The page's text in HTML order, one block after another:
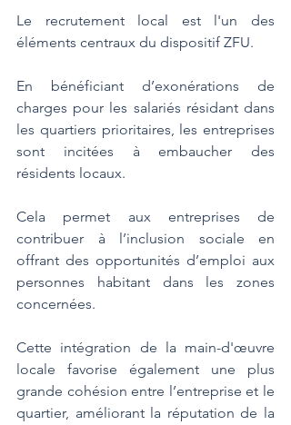
Le recrutement local est l'un des
éléments centraux du dispositif ZFU.
En bénéficiant d’exonérations de
charges pour les salariés résidant dans
les quartiers prioritaires, les entreprises
sont incitées à embaucher des
résidents locaux.
Cela permet aux entreprises de
contribuer à l’inclusion sociale en
offrant des opportunités d’emploi aux
personnes habitant dans les zones
concernées.
Cette intégration de la main-d'œuvre
locale favorise également une plus
grande cohésion entre l’entreprise et le
quartier, améliorant la réputation de la